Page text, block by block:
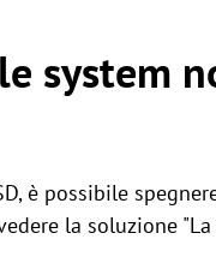
system
è possibile
la soluzione